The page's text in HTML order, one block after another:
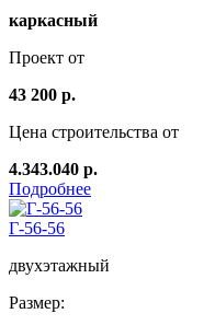
каркасный
Проект от
43 200 р.
Цена строительства от
4.343.040 р.
Подробнее
Г-56-56
двухэтажный
Размер: